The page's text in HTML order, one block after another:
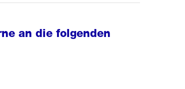
an die folgenden